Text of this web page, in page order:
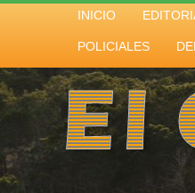
INICIO
POLICIALES